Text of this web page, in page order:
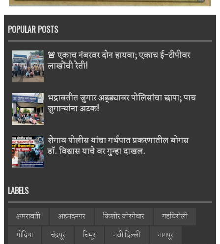
POPULAR POSTS
🚨 एकाच नंबरवर दोन हायवा; एकाच ई-टीपीवर
लाखोंची रेती!
भद्रावतीत जुगार अड्ड्यावर पोलिसांचा छापा; पाच
जुगाऱ्यांना अटक!
शेगाव पोलीस यांचा गर्भपात प्रकरणातील बोगस
डॉ. विश्वास याचे वर गुन्हा दाखल.
LABELS
अमरावती अहमदनगर किशोर जोरगेवार
गडचिरोली
गोंदिया
चंद्रपूर चिमूर नवी दिल्ली
नागपूर